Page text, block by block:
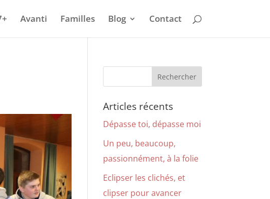
Avanti Familles Blog Contact
Articles récents
Dépasse toi, dépasse moi
Un peu, beaucoup,
passionnément, à la folie
Eclipser les clichés, et
clipser pour avancer